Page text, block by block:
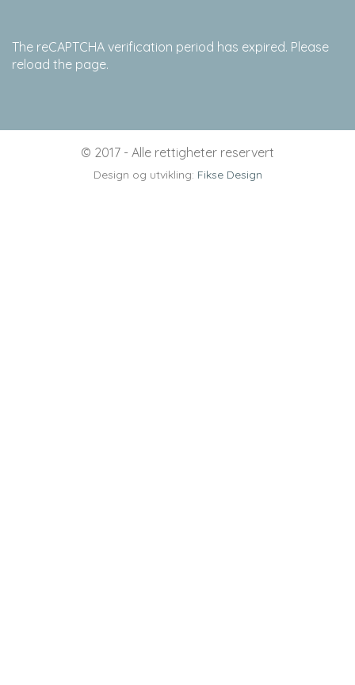
The reCAPTCHA verification period has expired. Please
reload the page.
© 2017 - Alle rettigheter reservert
Design og utvikling: Fikse Design